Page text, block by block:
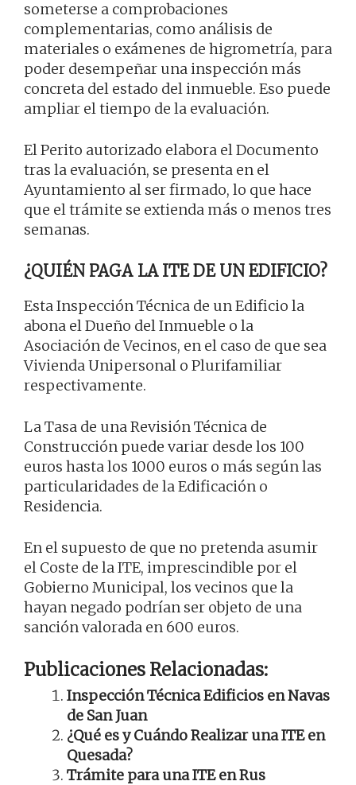
someterse a comprobaciones
complementarias, como análisis de
materiales o exámenes de higrometría, para
poder desempeñar una inspección más
concreta del estado del inmueble. Eso puede
ampliar el tiempo de la evaluación.
El Perito autorizado elabora el Documento
tras la evaluación, se presenta en el
Ayuntamiento al ser firmado, lo que hace
que el trámite se extienda más o menos tres
semanas.
¿QUIÉN PAGA LA ITE DE UN EDIFICIO?
Esta Inspección Técnica de un Edificio la
abona el Dueño del Inmueble o la
Asociación de Vecinos, en el caso de que sea
Vivienda Unipersonal o Plurifamiliar
respectivamente.
La Tasa de una Revisión Técnica de
Construcción puede variar desde los 100
euros hasta los 1000 euros o más según las
particularidades de la Edificación o
Residencia.
En el supuesto de que no pretenda asumir
el Coste de la ITE, imprescindible por el
Gobierno Municipal, los vecinos que la
hayan negado podrían ser objeto de una
sanción valorada en 600 euros.
Publicaciones Relacionadas:
Inspección Técnica Edificios en Navas
de San Juan
¿Qué es y Cuándo Realizar una ITE en
Quesada?
Trámite para una ITE en Rus